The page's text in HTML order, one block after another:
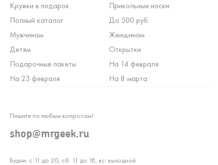
Кружки в подарок
Прикольные носки
Полный каталог
До 500 руб.
Мужчинам
Женщинам
Детям
Открытки
Подарочные пакеты
На 14 февраля
На 23 февраля
На 8 марта
Будни: с 11 до 20, сб: 11 до 18, вс: выходной
Пишите по любым вопросам!
shop@mrgeek.ru